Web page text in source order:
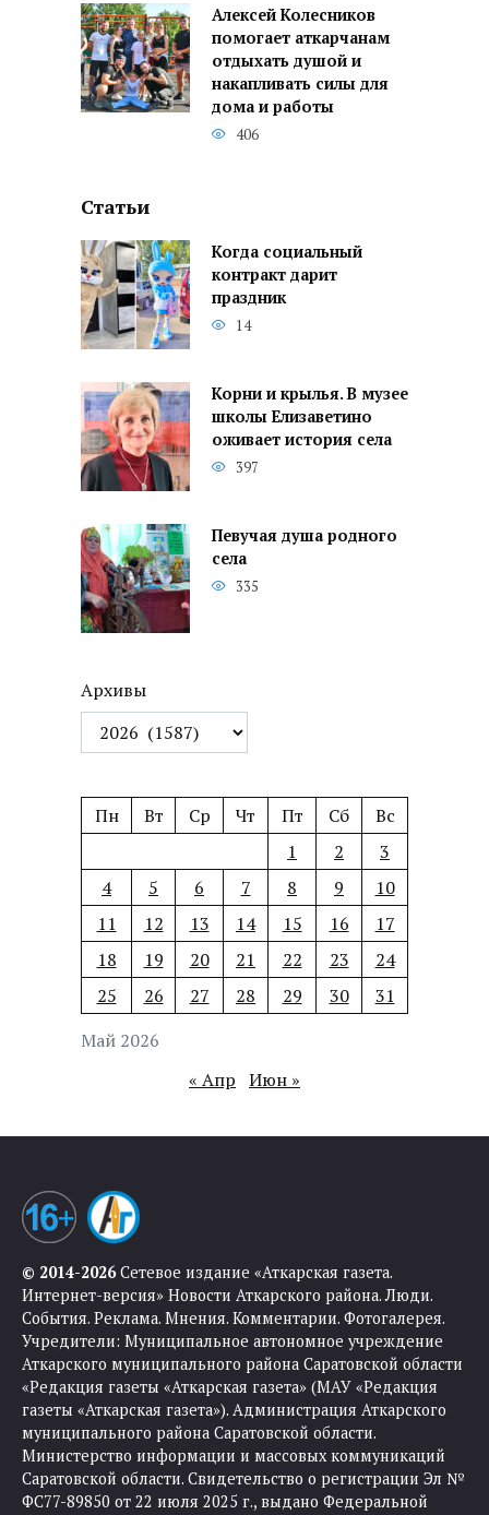
Алексей Колесников
помогает аткарчанам
отдыхать душой и
накапливать силы для
дома и работы
406
Статьи
Когда социальный
контракт дарит
праздник
14
Корни и крылья. В музее
школы Елизаветино
оживает история села
397
Певучая душа родного
села
335
Архивы
Май 2026
Пн Вт Ср Чт Пт Сб
Вс
1
2
3
4
5 6 7 8 9
10
11
12 13 14 15 16
17
18
19 20 21 22 23
24
25
26 27 28 29 30 31
« Апр Июн »
© 2014-2026Сетевое издание «Аткарская газета.
Интернет-версия» Новости Аткарского района. Люди.
События. Реклама. Мнения. Комментарии. Фотогалерея.
Учредители: Муниципальное автономное учреждение
Аткарского муниципального района Саратовской области
«Редакция газеты «Аткарская газета» (МАУ «Редакция
газеты «Аткарская газета»). Администрация Аткарского
муниципального района Саратовской области.
Министерство информации и массовых коммуникаций
Саратовской области. Свидетельство о регистрации Эл №
ФС77-89850 от 22 июля 2025 г., выдано Федеральной